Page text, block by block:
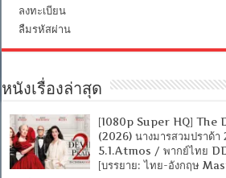
ลงทะเบียน
ลืมรหัสผ่าน
หนังเรื่องล่าสุด
[1080p Super HQ] The
(2026) นางมารสวมปราด้า
5.1.Atmos / พากย์ไทย
[บรรยาย: ไทย-อังกฤษ